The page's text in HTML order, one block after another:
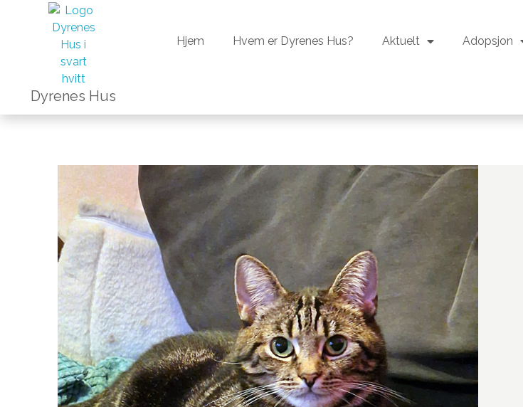
Dyrenes Hus
Hjem Hvem er Dyrenes Hus? Aktuelt Adopsjon
Hjem Hvem er Dyrenes Hus? Aktuelt Adopsjon